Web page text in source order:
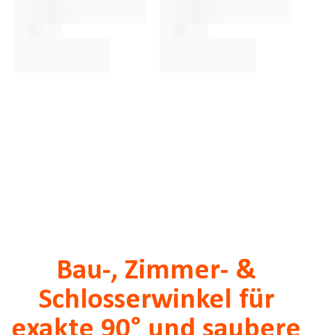
Bau-, Zimmer- &
Schlosserwinkel für